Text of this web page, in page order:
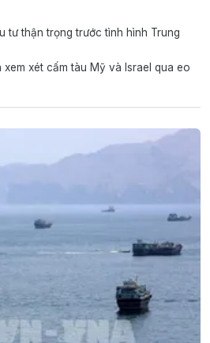
tư thận trọng trước tình hình Trung
xét cấm tàu Mỹ và Israel qua eo